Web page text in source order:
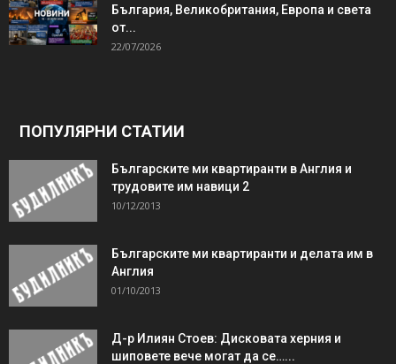
България, Великобритания, Европа и света
от...
22/07/2026
ПОПУЛЯРНИ СТАТИИ
Българските ми квартиранти в Англия и
трудовите им навици 2
10/12/2013
Българските ми квартиранти и делата им в
Англия
01/10/2013
Д-р Илиян Стоев: Дисковата херния и
шиповете вече могат да се…...